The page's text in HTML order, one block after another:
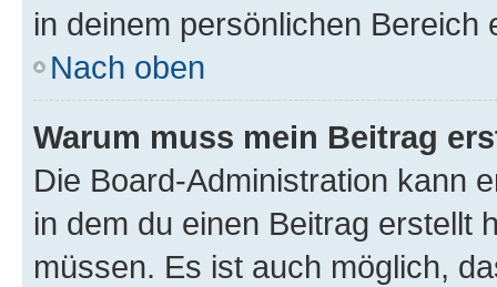
in deinem persönlichen Bereich
Nach oben
Warum muss mein Beitrag
Die Board-Administration kann
in dem du einen Beitrag erstellt
müssen. Es ist auch möglich,